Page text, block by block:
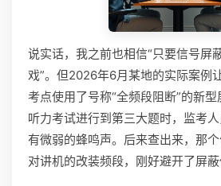
说实话，我之前也相信“只要信号屏
戏”。但2026年6月某地的实际案例
考点使用了号称“全频段阻断”的新
听力考试进行到第三大题时，监考
有微弱的蜂鸣声。后来查出来，那
对讲机的改装频段，刚好避开了屏蔽